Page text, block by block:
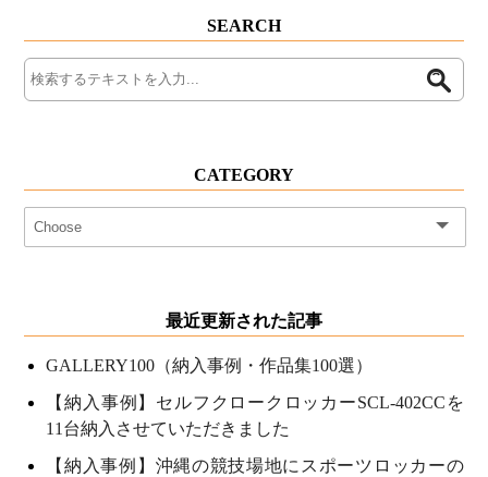
SEARCH
CATEGORY
最近更新された記事
GALLERY100（納入事例・作品集100選）
【納入事例】セルフクロークロッカーSCL-402CCを
11台納入させていただきました
【納入事例】沖縄の競技場地にスポーツロッカーの